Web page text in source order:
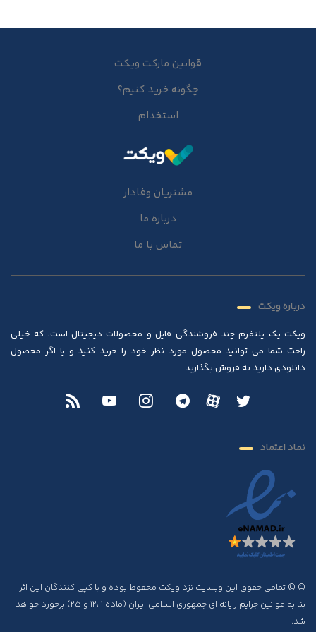
قوانین مارکت ویکت
چگونه خرید کنیم؟
استخدام
مشتریان وفادار
درباره ما
تماس با ما
درباره ویکت
ویکت یک پلتفرم چند فروشندگی فایل و محصولات دیجیتال است، که خیلی
راحت شما می توانید محصول مورد نظر خود را خرید کنید و یا اگر محصول
دانلودی دارید به فروش بگذارید.
نماد اعتماد
© © تمامی حقوق این وبسایت نزد ویکت محفوظ بوده و با کپی کنندگان این اثر
بنا به قوانین جرایم رایانه ای جمهوری اسلامی ایران (ماده ۱ ،۱۲ و ۲۵) برخورد خواهد
شد.